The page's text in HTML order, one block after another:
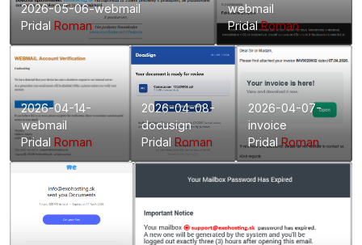
2026-05-06-webmail
PridalRoman
webmail
PridalRoman
2026-04-14-
webmail
PridalRoman
2026-04-08-
docusign
Pridal Roman
2026-04-07-
invoice
Pridal Roman